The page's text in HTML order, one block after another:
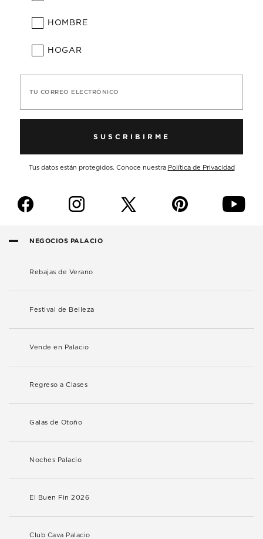
HOMBRE
HOGAR
TU CORREO ELECTRÓNICO
SUSCRIBIRME
Tus datos están protegidos. Conoce nuestra Política de Privacidad
f i p y
NEGOCIOS PALACIO
Rebajas de Verano
Festival de Belleza
Vende en Palacio
Regreso a Clases
Galas de Otoño
Noches Palacio
El Buen Fin 2026
Club Cava Palacio